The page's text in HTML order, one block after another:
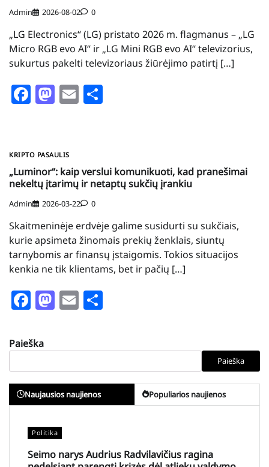
Admin 2026-08-02 0
„LG Electronics“ (LG) pristato 2026 m. flagmanus – „LG
Micro RGB evo AI“ ir „LG Mini RGB evo AI“ televizorius,
sukurtus pakelti televizoriaus žiūrėjimo patirtį […]
Facebook
Mastodon
Email
KRIPTO PASAULIS
„Luminor“: kaip verslui komunikuoti, kad pranešimai
nekeltų įtarimų ir netaptų sukčių įrankiu
Admin 2026-03-22 0
Skaitmeninėje erdvėje galime susidurti su sukčiais,
kurie apsimeta žinomais prekių ženklais, siuntų
tarnybomis ar finansų įstaigomis. Tokios situacijos
kenkia ne tik klientams, bet ir pačių […]
Facebook
Mastodon
Email
Paieška
Paieška
Naujausios naujienos Populiarios naujienos
Politika
Seimo narys Audrius Radvilavičius ragina